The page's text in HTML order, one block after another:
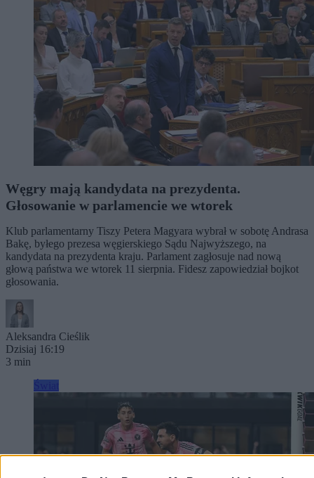
Węgry mają kandydata na prezydenta.
Głosowanie w parlamencie we wtorek
Klub parlamentarny Tiszy Petera Magyara wybrał w sobotę Andrasa
Bakę, byłego prezesa węgierskiego Sądu Najwyższego, na
kandydata na prezydenta kraju. Parlament zagłosuje nad nową
głową państwa we wtorek 11 sierpnia. Fidesz zapowiedział bojkot
głosowania.
Aleksandra Cieślik
Dzisiaj 16:19
3 min